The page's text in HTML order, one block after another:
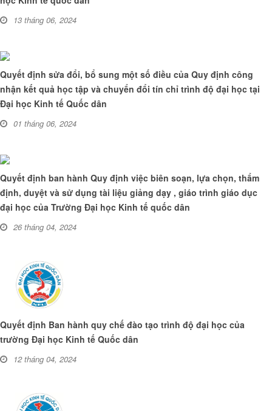
13 tháng 06, 2024
Quyết định sửa đổi, bổ sung một số điều của Quy định công
nhận kết quả học tập và chuyển đổi tín chỉ trình độ đại học tại
Đại học Kinh tế Quốc dân
01 tháng 06, 2024
Quyết định ban hành Quy định việc biên soạn, lựa chọn, thẩm
định, duyệt và sử dụng tài liệu giảng dạy , giáo trình giáo dục
đại học của Trường Đại học Kinh tế quốc dân
26 tháng 04, 2024
Quyết định Ban hành quy chế đào tạo trình độ đại học của
trường Đại học Kinh tế Quốc dân
12 tháng 04, 2024